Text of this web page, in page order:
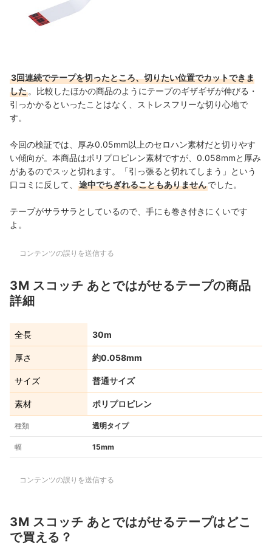
3回連続でテープを切ったところ、切りたい位置でカットできま
した 。比較したほかの商品のようにテープのギザギザが伸びる・
引っかかるといったことはなく、ストレスフリーな切り心地で
す。
今回の検証では、厚み0.05mm以上のセロハン素材だと切りやす
い傾向が。本商品はポリプロピレン素材ですが、0.058mmと厚み
があるのでスッと切れます。「引っ張ると切れてしまう」という
口コミに反して、
途中でちぎれることもありませんでした。
テープがサラサラとしているので、手にも巻き付きにくいです
よ。
コンテンツの誤りを送信する
3M スコッチ あとではがせるテープの商品
詳細
全長 30m
厚さ 約0.058mm
サイズ 普通サイズ
素材 ポリプロピレン
種類 透明タイプ
幅 15mm
コンテンツの誤りを送信する
3M スコッチ あとではがせるテープはどこ
で買える？